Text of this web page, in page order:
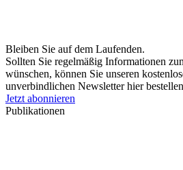
Bleiben Sie auf dem Laufenden.
Sollten Sie regelmäßig Informationen
wünschen, können Sie unseren
unverbindlichen Newsletter hier
Jetzt abonnieren
Publikationen